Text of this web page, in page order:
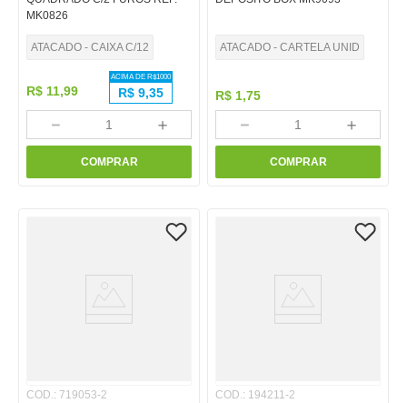
MK0826
ATACADO - CAIXA C/12
R$ 11,99
ACIMA DE R$1000
R$ 9,35
＋
－
COMPRAR
ATACADO - CARTELA UNID
R$ 1,75
＋
－
COMPRAR
COD.: 719053-2
COD.: 194211-2